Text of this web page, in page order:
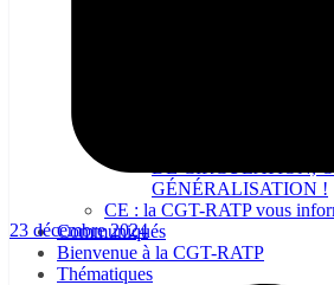
NON A LA
DE CIRCULATION,
GÉNÉRALISATION !
CE : la CGT-RATP vous
Communiqués
Bienvenue à la CGT-RATP
Thématiques
23 décembre 2024